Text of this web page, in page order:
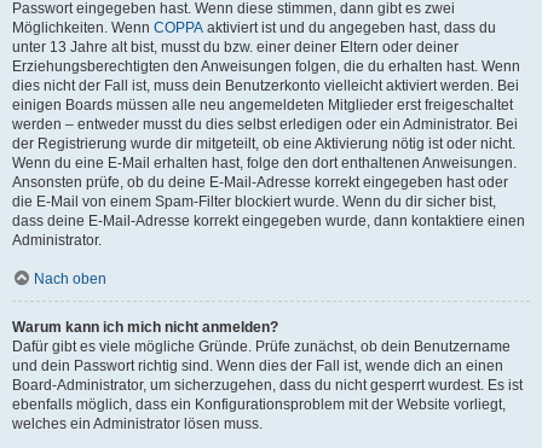
Passwort eingegeben hast. Wenn diese stimmen, dann gibt es zwei
Möglichkeiten. Wenn COPPA aktiviert ist und du angegeben hast, dass du
unter 13 Jahre alt bist, musst du bzw. einer deiner Eltern oder deiner
Erziehungsberechtigten den Anweisungen folgen, die du erhalten hast. Wenn
dies nicht der Fall ist, muss dein Benutzerkonto vielleicht aktiviert werden. Bei
einigen Boards müssen alle neu angemeldeten Mitglieder erst freigeschaltet
werden – entweder musst du dies selbst erledigen oder ein Administrator. Bei
der Registrierung wurde dir mitgeteilt, ob eine Aktivierung nötig ist oder nicht.
Wenn du eine E-Mail erhalten hast, folge den dort enthaltenen Anweisungen.
Ansonsten prüfe, ob du deine E-Mail-Adresse korrekt eingegeben hast oder
die E-Mail von einem Spam-Filter blockiert wurde. Wenn du dir sicher bist,
dass deine E-Mail-Adresse korrekt eingegeben wurde, dann kontaktiere einen
Administrator.
Nach oben
Warum kann ich mich nicht anmelden?
Dafür gibt es viele mögliche Gründe. Prüfe zunächst, ob dein Benutzername
und dein Passwort richtig sind. Wenn dies der Fall ist, wende dich an einen
Board-Administrator, um sicherzugehen, dass du nicht gesperrt wurdest. Es ist
ebenfalls möglich, dass ein Konfigurationsproblem mit der Website vorliegt,
welches ein Administrator lösen muss.